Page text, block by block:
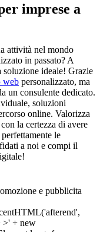
imprese a
attività nel mondo
in passato? A
ideale! Grazie
web personalizzato, ma
un consulente dedicato.
soluzioni
online. Valorizza
la certezza di avere
le
a noi e compi il